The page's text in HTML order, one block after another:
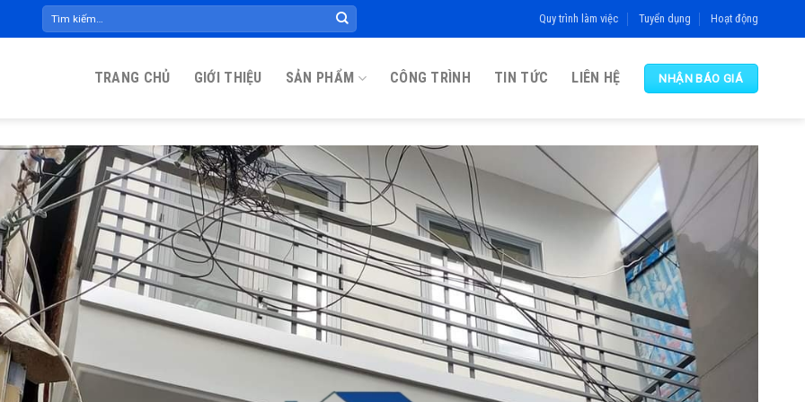
kiếm:
Quy trình làm việc Tuyển dụng Hoạt động
TRANG CHỦ GIỚI THIỆU SẢN PHẨM CÔNG TRÌNH TIN TỨC LIÊN HỆ NHẬN BÁO GIÁ